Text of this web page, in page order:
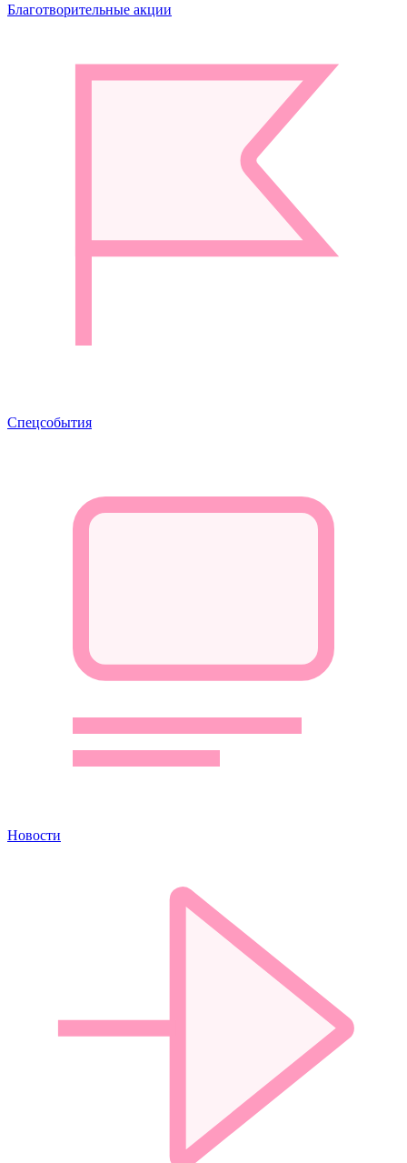
Благотворительные акции
Спецсобытия
Новости